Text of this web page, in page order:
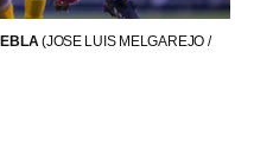
(JOSE LUIS MELGAREJO /